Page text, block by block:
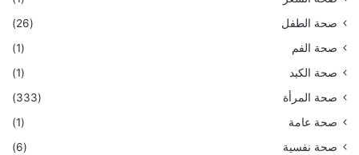
صحة الطفل
(26)
صحة الفم
(1)
صحة الكبد
(1)
صحة المرأة
(333)
صحة عامة
(1)
صحة نفسية
(6)